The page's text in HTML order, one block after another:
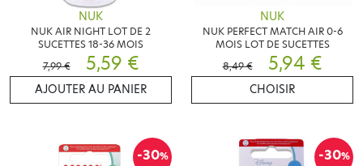
NUK
NUK AIR NIGHT LOT DE 2
SUCETTES 18-36 MOIS
7,99 €
5,59 €
AJOUTER AU PANIER
NUK
NUK PERFECT MATCH AIR 0-6
MOIS LOT DE SUCETTES
8,49 €
5,94 €
CHOISIR
-30% -30%